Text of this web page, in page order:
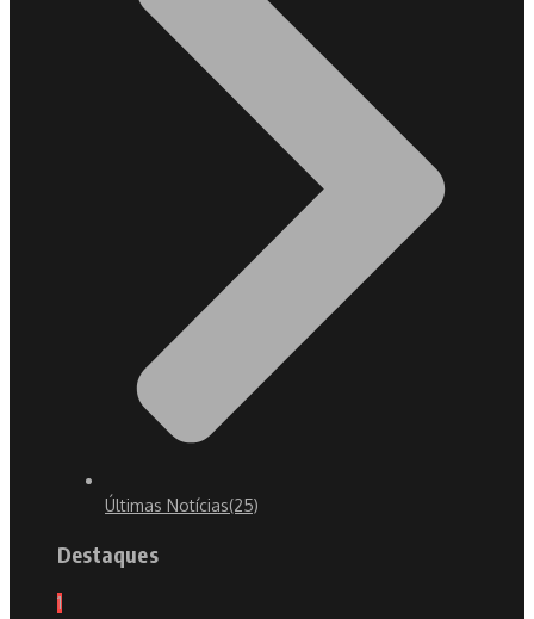
Últimas Notícias(25)
Destaques
1